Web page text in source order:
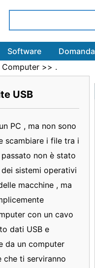
Software Domanda
>> .
USB
PC , ma non sono
scambiare i file tra i
non è stato
sistemi operativi
macchine , ma
con un cavo
dati USB e
da un computer
che ti serviranno